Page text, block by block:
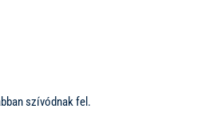
szívódnak fel.